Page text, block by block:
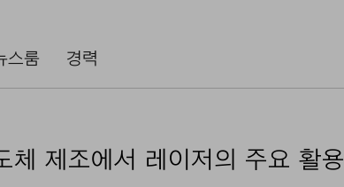
스룸 경력
체 제조에서 레이저의 주요 활용